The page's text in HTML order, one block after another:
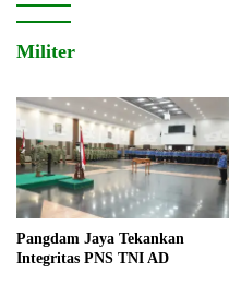
Militer
Pangdam Jaya Tekankan
Integritas PNS TNI AD